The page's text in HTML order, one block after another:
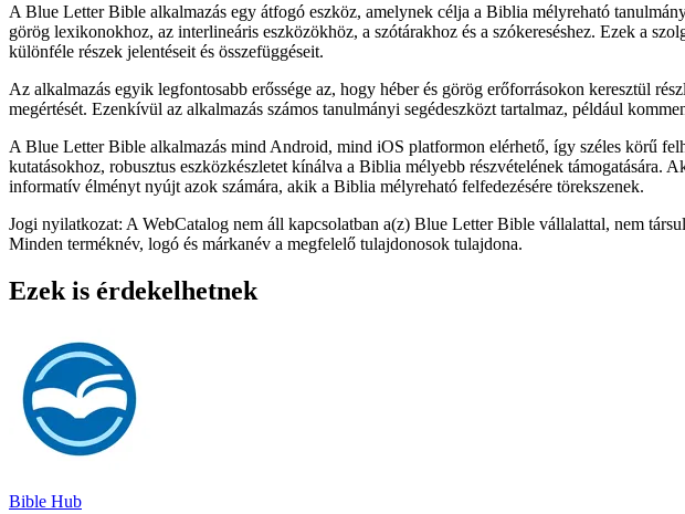
A Blue Letter Bible alkalmazás egy átfogó eszköz, amelynek célja a Biblia mélyreható
görög lexikonokhoz, az interlineáris eszközökhöz, a szótárakhoz és a szókereséshez. Ezek a
különféle részek jelentéseit és összefüggéseit.
Az alkalmazás egyik legfontosabb erőssége az, hogy héber és görög erőforrásokon keresztül
megértését. Ezenkívül az alkalmazás számos tanulmányi segédeszközt tartalmaz, például
A Blue Letter Bible alkalmazás mind Android, mind iOS platformon elérhető, így széles körű
kutatásokhoz, robusztus eszközkészletet kínálva a Biblia mélyebb részvételének támogatására.
informatív élményt nyújt azok számára, akik a Biblia mélyreható felfedezésére törekszenek.
Jogi nyilatkozat: A WebCatalog nem áll kapcsolatban a(z) Blue Letter Bible vállalattal, nem
Minden terméknév, logó és márkanév a megfelelő tulajdonosok tulajdona.
Ezek is érdekelhetnek
Bible Hub